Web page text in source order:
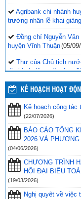
Agribank chi nhánh
trường nhân lễ khai
Đồng chí Nguyễn
huyện Vĩnh Thuận(05/
Thư của Chủ tịch
dịp khai giảng năm học
Phối hợp với ngành
công tác thu hộ học phí
Vĩnh Thuận sẵn sàng
Tổng kết năm học
vụ trọng tâm năm học
Trao 20 suất quà cho
năm học mới(25/08/
Toà án nhân dân tỉnh
Thuận trước thềm năm
KẾ HOẠCH HOẠT
Kế hoạch công tác
(22/07/2026)
BÁO CÁO TỔNG
2026 VÀ
(04/06/2026)
CHƯƠNG TRÌNH
HỘI ĐẠI BIỂU
(19/03/2026)
Nghị quyêt về việc